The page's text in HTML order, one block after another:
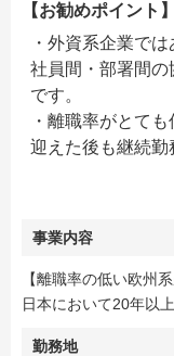
【お勧めポイント】
・外資系企業で
社員間・部署間
です。
・離職率がとて
迎えた後も継続勤
事業内容
【離職率の低い欧州
日本において20年以
勤務地